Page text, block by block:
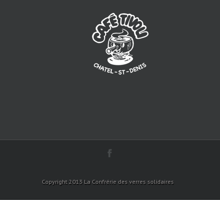
Copyright 2013 La Confrérie des verres solidaires